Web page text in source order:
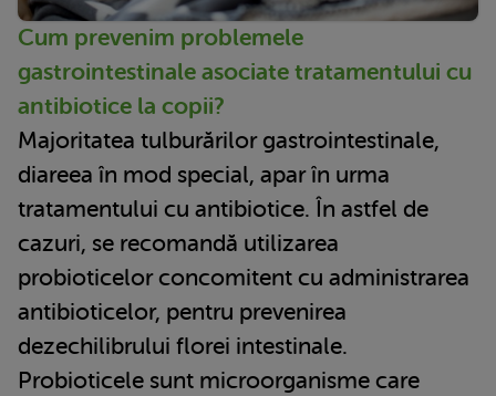
Cum prevenim problemele
gastrointestinale asociate tratamentului cu
antibiotice la copii?
Majoritatea tulburărilor gastrointestinale,
diareea în mod special, apar în urma
tratamentului cu antibiotice. În astfel de
cazuri, se recomandă utilizarea
probioticelor concomitent cu administrarea
antibioticelor, pentru prevenirea
dezechilibrului florei intestinale.
Probioticele sunt microorganisme care